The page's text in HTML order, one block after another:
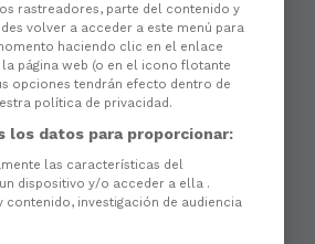
rastreadores, parte del contenido y
volver a acceder a este menú para
haciendo clic en el enlace
página web (o en el icono flotante
opciones tendrán efecto dentro de
política de privacidad.
los datos para proporcionar:
las características del
dispositivo y/o acceder a ella .
investigación de audiencia